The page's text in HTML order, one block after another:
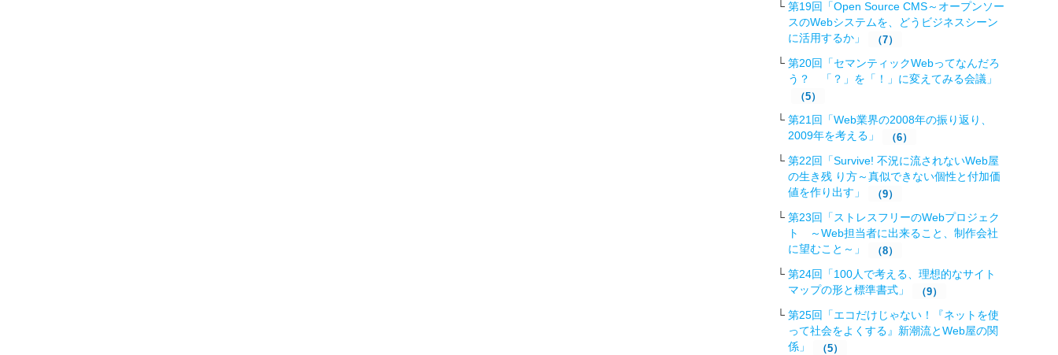
第19回「Open Source CMS～オープンソー
スのWebシステムを、どうビジネスシーン
に活用するか」
（7）
第20回「セマンティックWebってなんだろ
う？ 「？」を「！」に変えてみる会議」
（5）
第21回「Web業界の2008年の振り返り、
2009年を考える」
（6）
第22回「Survive! 不況に流されないWeb屋
の生き残 り方～真似できない個性と付加価
値を作り出す」
（9）
第23回「ストレスフリーのWebプロジェク
ト ～Web担当者に出来ること、制作会社
に望むこと～」
（8）
第24回「100人で考える、理想的なサイト
マップの形と標準書式」
（9）
第25回「エコだけじゃない！『ネットを使
って社会をよくする』新潮流とWeb屋の関
係」
（5）